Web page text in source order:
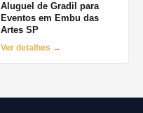
Aluguel de Gradil para
Eventos em Embu das
Artes SP
Ver detalhes →